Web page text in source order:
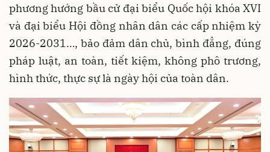
phương hướng bầu cử đại biểu Quốc hội khóa XVI
và đại biểu Hội đồng nhân dân các cấp nhiệm kỳ
2026-2031…, bảo đảm dân chủ, bình đẳng, đúng
pháp luật, an toàn, tiết kiệm, không phô trương,
hình thức, thực sự là ngày hội của toàn dân.